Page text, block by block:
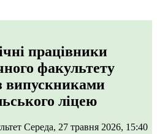
працівники
факультету
випускниками
ліцею
Середа, 27 травня 2026, 15:40